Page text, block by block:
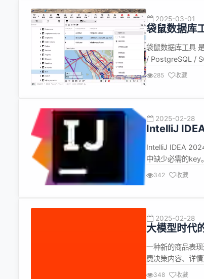
2025-03-01
袋鼠数据库
袋鼠数据库工具
/ PostgreSQL /
Windows / Mac
285 收藏
2025-02-28
IntelliJ
IntelliJ IDEA
中缺少必需的key
格。IJPL-
342 收藏
2025-02-28
大模型时代
一种新的商品表
费决策内容、详
解内容生产成本
348 收藏